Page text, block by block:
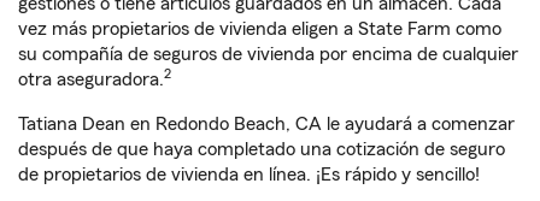
gestiones o tiene artículos guardados en un almacén. Cada
vez más propietarios de vivienda eligen a State Farm como
su compañía de seguros de vivienda por encima de cualquier
otra aseguradora.2
Tatiana Dean en Redondo Beach, CA le ayudará a comenzar
después de que haya completado una cotización de seguro
de propietarios de vivienda en línea. ¡Es rápido y sencillo!